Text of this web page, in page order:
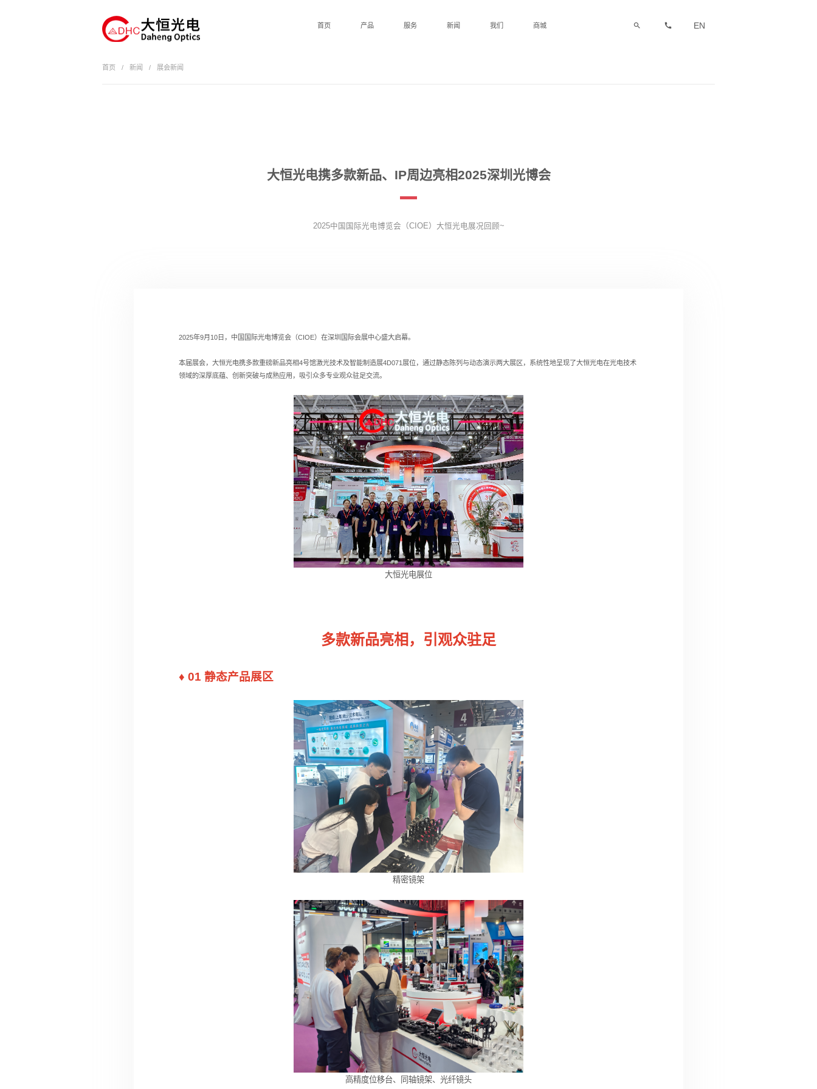
首页 产品 服务 新闻 我们 商城 EN
首页 / 新闻 / 展会新闻
大恒光电携多款新品、IP周边亮相2025深圳光博会
2025中国国际光电博览会（CIOE）大恒光电展况回顾~
2025年9月10日，中国国际光电博览会（CIOE）在深圳国际会展中心盛大启幕。
本届展会，大恒光电携多款重磅新品亮相4号馆激光技术及智能制造展4D071展位，通过静态陈列与动态演示两大展区，系统性地呈现了大恒光电在光电技术
领域的深厚底蕴、创新突破与成熟应用，吸引众多专业观众驻足交流。
大恒光电展位
多款新品亮相，引观众驻足
♦ 01 静态产品展区
精密镜架
高精度位移台、同轴镜架、光纤镜头